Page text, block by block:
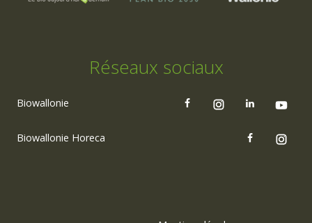
Réseaux sociaux
Biowallonie
Biowallonie Horeca